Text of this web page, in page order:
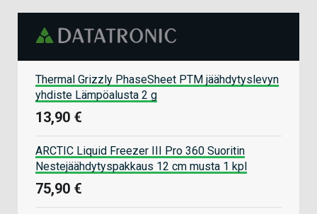
Thermal Grizzly PhaseSheet PTM jäähdytyslevyn
yhdiste Lämpöalusta 2 g
13,90 €
ARCTIC Liquid Freezer III Pro 360 Suoritin
Nestejäähdytyspakkaus 12 cm musta 1 kpl
75,90 €